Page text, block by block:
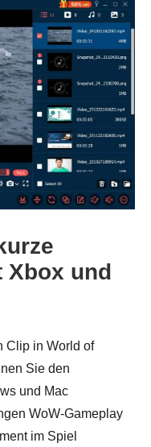
Xbox und
Clip in World of
Sie den
und Mac
WoW-Gameplay
im Spiel